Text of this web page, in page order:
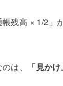
残高 × 1/2」
は、 「見か